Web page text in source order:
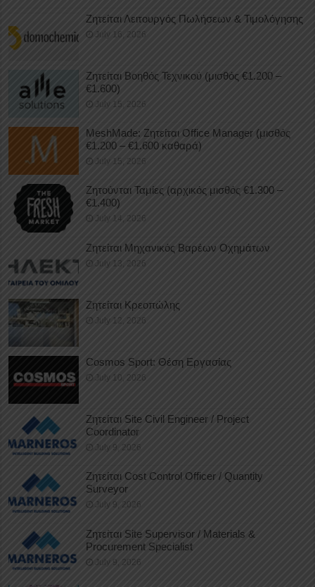
Ζητείται Λειτουργός Πωλήσεων & Τιμολόγησης
July 16, 2026
Ζητείται Βοηθός Τεχνικού (μισθός €1.200 –
€1.600)
July 15, 2026
MeshMade: Ζητείται Office Manager (μισθός
€1.200 – €1.600 καθαρά)
July 15, 2026
Ζητούνται Ταμίες (αρχικός μισθός €1.300 –
€1.400)
July 14, 2026
Ζητείται Μηχανικός Βαρέων Οχημάτων
July 13, 2026
Ζητείται Κρεοπώλης
July 12, 2026
Cosmos Sport: Θέση Εργασίας
July 10, 2026
Ζητείται Site Civil Engineer / Project
Coordinator
July 9, 2026
Ζητείται Cost Control Officer / Quantity
Surveyor
July 9, 2026
Ζητείται Site Supervisor / Materials &
Procurement Specialist
July 9, 2026